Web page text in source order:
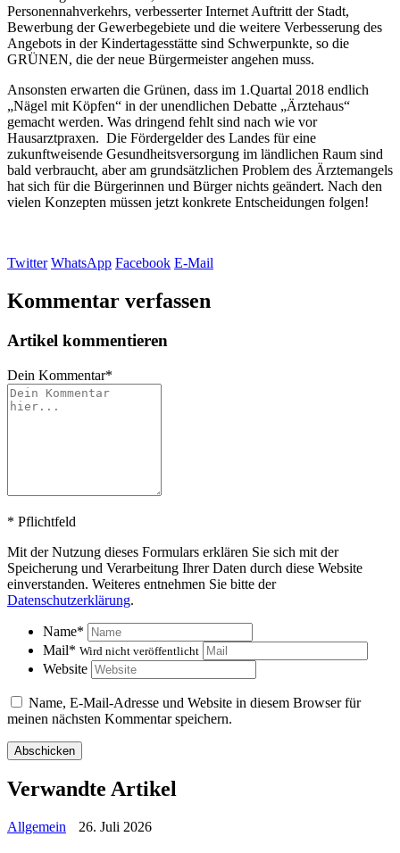
Personennahverkehrs, verbesserter Internet Auftritt der Stadt,
Bewerbung der Gewerbegebiete und die weitere Verbesserung des
Angebots in der Kindertagesstätte sind Schwerpunkte, so die
GRÜNEN, die der neue Bürgermeister angehen muss.
Ansonsten erwarten die Grünen, dass im 1.Quartal 2018 endlich
„Nägel mit Köpfen“ in der unendlichen Debatte „Ärztehaus“
gemacht werden. Was dringend fehlt sind nach wie vor
Hausarztpraxen. Die Fördergelder des Landes für eine
zukunftweisende Gesundheitsversorgung im ländlichen Raum sind
bald verbraucht, aber am grundsätzlichen Problem des Ärztemangels
hat sich für die Bürgerinnen und Bürger nichts geändert. Nach den
vielen Konzepten müssen jetzt konkrete Entscheidungen folgen!
Twitter WhatsApp Facebook E-Mail
Kommentar verfassen
Artikel kommentieren
Dein Kommentar*
* Pflichtfeld
Mit der Nutzung dieses Formulars erklären Sie sich mit der
Speicherung und Verarbeitung Ihrer Daten durch diese Website
einverstanden. Weiteres entnehmen Sie bitte der
Datenschutzerklärung.
Name*
Mail* Wird nicht veröffentlicht
Website
Name, E-Mail-Adresse und Website in diesem Browser für
meinen nächsten Kommentar speichern.
Verwandte Artikel
Allgemein 26. Juli 2026